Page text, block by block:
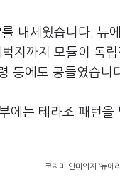
내세웠습니다. 뉴
지까지 모듈이 독
등에도 공들였습니
에는 테라조 패턴을
코지마 안마의자 ‘뉴에